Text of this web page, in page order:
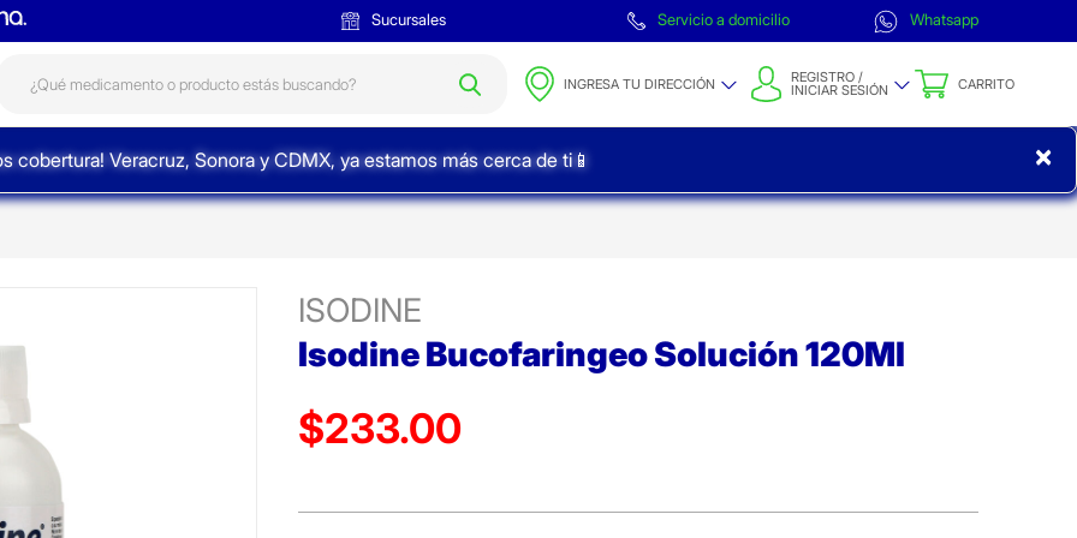
Sucursales Servicio a domicilio Whatsapp
INGRESA TU DIRECCIÓN REGISTRO /
INICIAR SESIÓN CARRITO
cobertura! Veracruz, Sonora y CDMX, ya estamos más cerca de ti📱 ×
ISODINE
Isodine Bucofaringeo Solución 120Ml
Precio reducido de
$233.00